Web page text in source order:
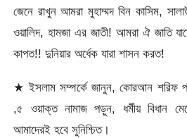
জেনে রাখুন আমরা মুহাম্মদ বিন কাসিম,
ওয়ালিদ, হামজা এর জাতী! আমরা ঐ জাতি
কাপত!! দুনিয়ার অর্ধেক যারা শাসন করত!
★ ইসলাম সম্পর্কে জানুন, কোরআন শরিফ
,৫ ওয়াক্ত নামাজ পড়ুন, ধর্মীয় বিধান
আমাদেরই হবে সুনিশ্চিত।